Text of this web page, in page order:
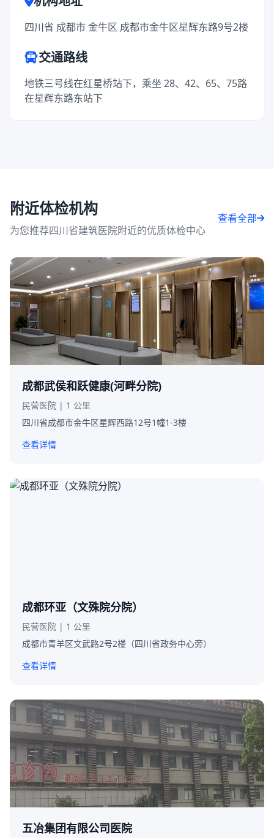
四川省 成都市 金牛区 成都市金牛区星辉东路9号2楼
交通路线
地铁三号线在红星桥站下，乘坐 28、42、65、75路
在星辉东路东站下
附近体检机构
为您推荐四川省建筑医院附近的优质体检中心
查看全部
成都武侯和跃健康(河畔分院)
民营医院 | 1 公里
四川省成都市金牛区星辉西路12号1幢1-3楼
查看详情
成都环亚（文殊院分院）
民营医院 | 1 公里
成都市青羊区文武路2号2楼（四川省政务中心旁）
查看详情
五冶集团有限公司医院